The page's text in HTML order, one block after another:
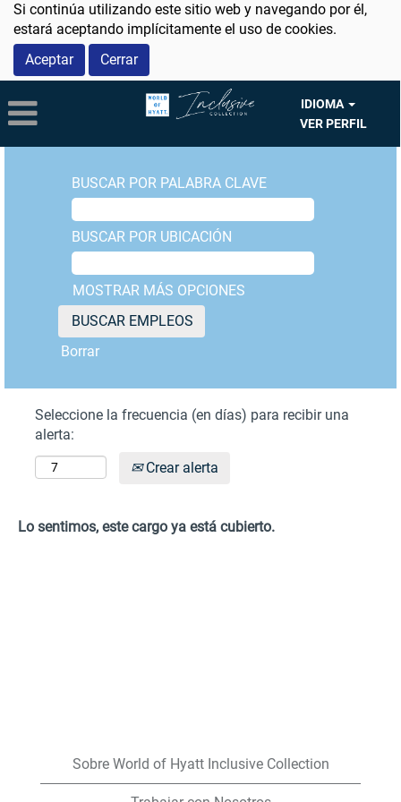
Si continúa utilizando este sitio web y navegando por él,
estará aceptando implícitamente el uso de cookies.
Aceptar
Cerrar
IDIOMA
VER PERFIL
BUSCAR POR PALABRA CLAVE
BUSCAR POR UBICACIÓN
MOSTRAR MÁS OPCIONES
Borrar
Seleccione la frecuencia (en días) para recibir una
alerta:
Crear alerta
Lo sentimos, este cargo ya está cubierto.
Sobre World of Hyatt Inclusive Collection